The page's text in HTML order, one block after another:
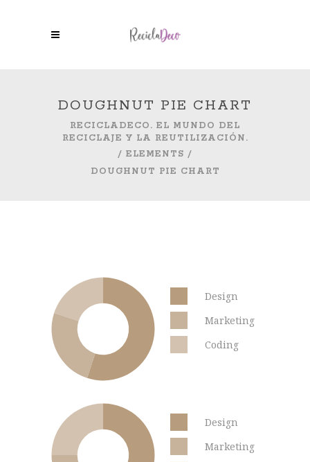
DOUGHNUT PIE CHART
RECICLADECO. EL MUNDO DEL
RECICLAJE Y LA REUTILIZACIÓN.
/ ELEMENTS /
DOUGHNUT PIE CHART
Design
Marketing
Coding
Design
Marketing